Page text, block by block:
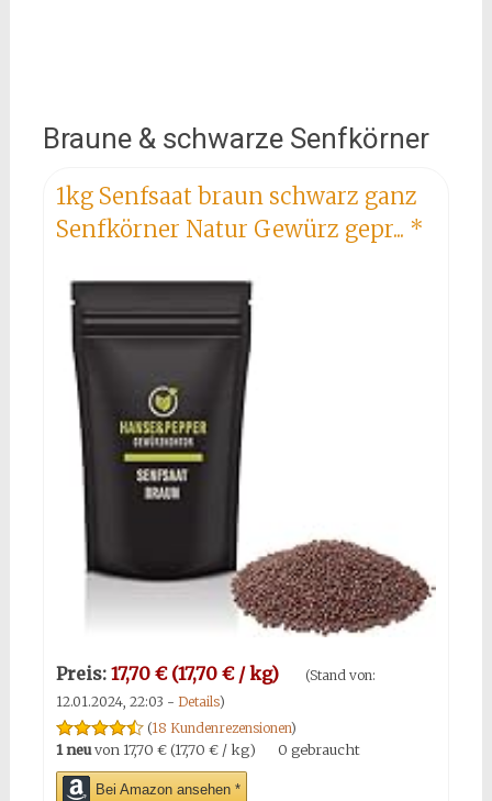
Braune & schwarze Senfkörner
1kg Senfsaat braun schwarz ganz
Senfkörner Natur Gewürz gepr... *
Preis: 17,70 € (17,70 € / kg)
(Stand von:
12.01.2024, 22:03 - Details)
(18 Kundenrezensionen)
1 neuvon 17,70 € (17,70 € / kg) 0 gebraucht
Bei Amazon ansehen *